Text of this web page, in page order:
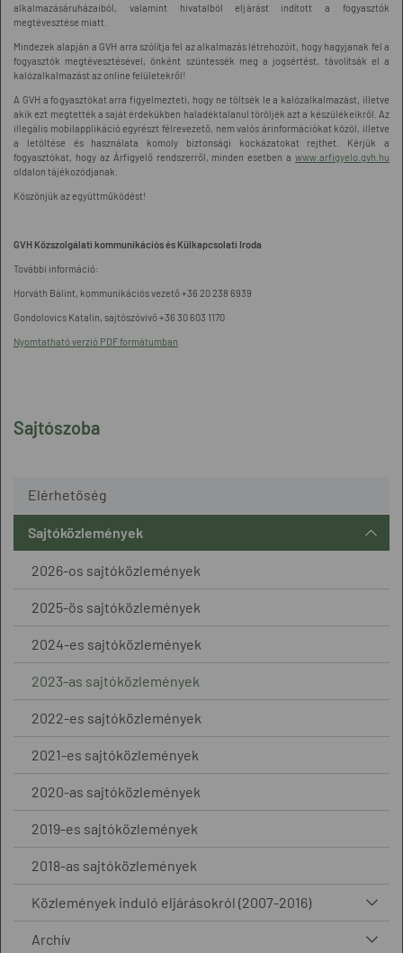
Sajtószoba
Elérhetőség
Sajtóközlemények
2026-os sajtóközlemények
2025-ös sajtóközlemények
2024-es sajtóközlemények
2023-as sajtóközlemények
2022-es sajtóközlemények
2021-es sajtóközlemények
2020-as sajtóközlemények
2019-es sajtóközlemények
2018-as sajtóközlemények
Közlemények induló eljárásokról (2007-2016)
Archív
alkalmazásáruházaiból, valamint hivatalból eljárást indított a fogyasztók
megtévesztése miatt.
Mindezek alapján a GVH arra szólítja fel az alkalmazás létrehozóit, hogy hagyjanak fel a
fogyasztók megtévesztésével, önként szüntessék meg a jogsértést, távolítsák el a
kalózalkalmazást az online felületekről!
A GVH a fogyasztókat arra figyelmezteti, hogy ne töltsék le a kalózalkalmazást, illetve
akik ezt megtették a saját érdekükben haladéktalanul töröljék azt a készülékeikről. Az
illegális mobilapplikáció egyrészt félrevezető, nem valós árinformációkat közöl, illetve
a letöltése és használata komoly biztonsági kockázatokat rejthet. Kérjük a
fogyasztókat, hogy az Árfigyelő rendszerről, minden esetben a www.arfigyelo.gvh.hu
oldalon tájékozódjanak.
Köszönjük az együttműködést!
GVH Közszolgálati kommunikációs és Külkapcsolati Iroda
További információ:
Horváth Bálint, kommunikációs vezető +36 20 238 6939
Gondolovics Katalin, sajtószóvivő +36 30 603 1170
Nyomtatható verzió PDF formátumban